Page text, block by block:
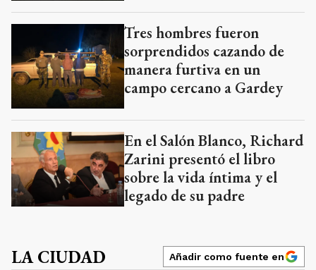
Tres hombres fueron
sorprendidos cazando de
manera furtiva en un
campo cercano a Gardey
En el Salón Blanco, Richard
Zarini presentó el libro
sobre la vida íntima y el
legado de su padre
LA CIUDAD Añadir como fuente en